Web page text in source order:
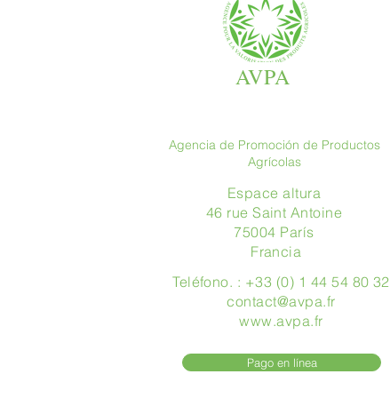
AVPA
Agencia de Promoción de Productos
Agrícolas
Espace altura
46 rue Saint Antoine
75004 París
​ Francia
Teléfono. : +33 (0) 1 44 54 80 32
contact@avpa.fr
www.avpa.fr
Pago en línea